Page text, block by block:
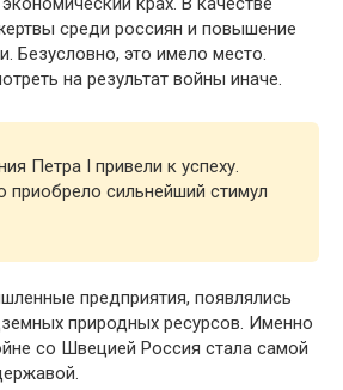
среди россиян и повышение
Безусловно, это имело место.
на результат войны иначе.
Петра I привели к успеху.
приобрело сильнейший стимул
предприятия, появлялись
природных ресурсов. Именно
со Швецией Россия стала самой